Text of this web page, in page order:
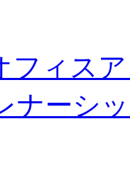
フィス
ナーシ